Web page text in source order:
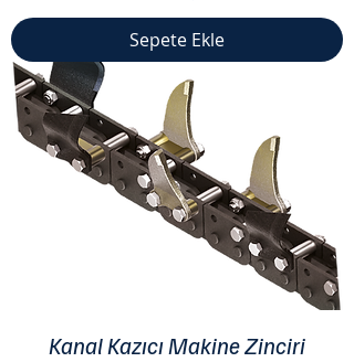
Sepete Ekle
Kanal Kazıcı Makine Zinciri